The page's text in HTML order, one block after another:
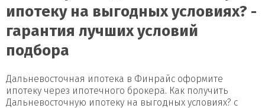
ипотеку на выгодных условиях? -
гарантия лучших условий
подбора
Дальневосточная ипотека в Финрайс оформите
ипотеку через ипотечного брокера. Как получить
Дальневосточную ипотеку на выгодных условиях? с